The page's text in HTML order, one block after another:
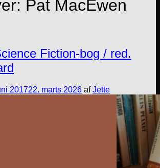
Pat MacEwen
Fiction-bog / red.
201722. marts 2026 afJette